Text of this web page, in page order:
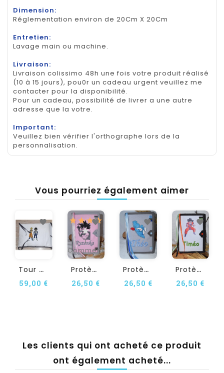
Dimension:
Réglementation environ de 20Cm X 20Cm
Entretien:
Lavage main ou machine.
Livraison:
Livraison colissimo 48h une fois votre produit réalisé
(10 à 15 jours), pou0r un cadeau urgent veuillez me
contacter pour la disponibilité.
Pour un cadeau, possibilité de livrer a une autre
adresse que la votre.
Important:
Veuillez bien vérifier l'orthographe lors de la
personnalisation.
Vous pourriez également aimer
T
Our De Lit Personnalisé En...
59,00 €
1
Commentaire(s)
P
Rotège Carnet De Santé...
26,50 €
P
Rotège Carnet De Santé...
26,50 €
P
Rotège Carnet De Santé...
26,50 €
Les clients qui ont acheté ce produit
ont également acheté...